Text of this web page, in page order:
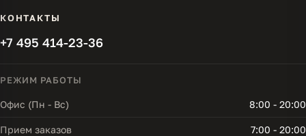
КОНТАКТЫ
+7 495 414-23-36
РЕЖИМ РАБОТЫ
Офис (Пн - Вс) 8:00 - 20:00
Прием заказов 7:00 - 20:00